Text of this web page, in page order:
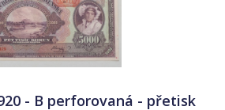
- B perforovaná - přetisk